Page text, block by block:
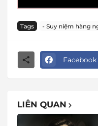
Tags - Suy niệm hàng
Facebook
LIÊN QUAN